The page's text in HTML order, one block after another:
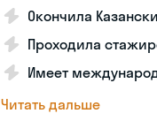
Окончила
Проходила
Имеет
Читать дальше